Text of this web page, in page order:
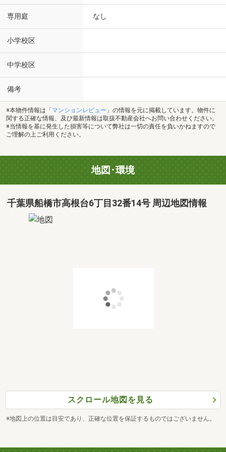
専用庭 なし
小学校区
中学校区
備考
※本物件情報は「 マンションレビュー 」の情報を元に掲載しています。物件に
関する正確な情報、及び最新情報は取扱不動産会社へお問い合わせください。
※当情報を基に発生した損害等について弊社は一切の責任を負いかねますので
ご理解の上ご利用ください。
地図･環境
千葉県船橋市高根台6丁目32番14号 周辺地図情報
スクロール地図を見る
※地図上の位置は目安であり、正確な位置を保証するものではございません。